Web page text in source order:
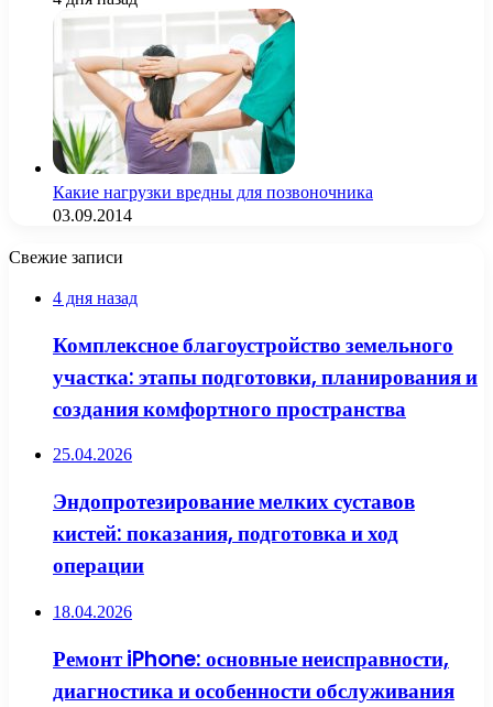
Какие нагрузки вредны для позвоночника
03.09.2014
Свежие записи
4 дня назад
Комплексное благоустройство земельного
участка: этапы подготовки, планирования и
создания комфортного пространства
25.04.2026
Эндопротезирование мелких суставов
кистей: показания, подготовка и ход
операции
18.04.2026
Ремонт iPhone: основные неисправности,
диагностика и особенности обслуживания